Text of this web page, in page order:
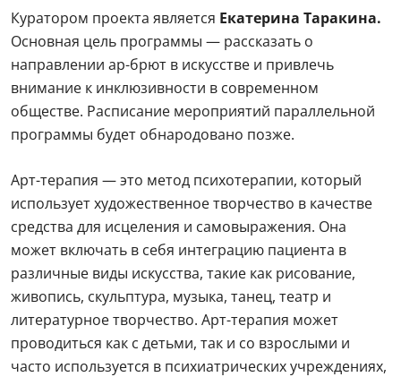
Куратором проекта является Екатерина Таракина.
Основная цель программы — рассказать о
направлении ар-брют в искусстве и привлечь
внимание к инклюзивности в современном
обществе. Расписание мероприятий параллельной
программы будет обнародовано позже.
Арт-терапия — это метод психотерапии, который
использует художественное творчество в качестве
средства для исцеления и самовыражения. Она
может включать в себя интеграцию пациента в
различные виды искусства, такие как рисование,
живопись, скульптура, музыка, танец, театр и
литературное творчество. Арт-терапия может
проводиться как с детьми, так и со взрослыми и
часто используется в психиатрических учреждениях,